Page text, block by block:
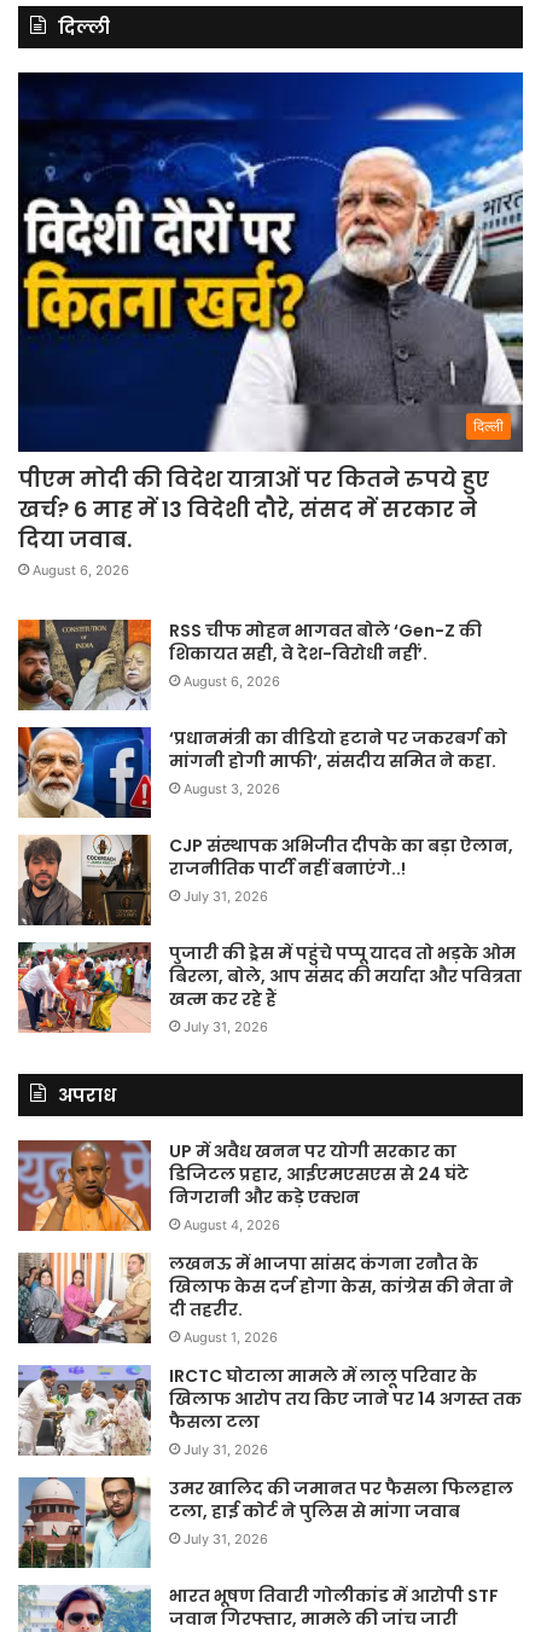
दिल्ली
दिल्ली
पीएम मोदी की विदेश यात्राओं पर कितने रुपये हुए
खर्च? 6 माह में 13 विदेशी दौरे, संसद में सरकार ने
दिया जवाब.
August 6, 2026
RSS चीफ मोहन भागवत बोले ‘Gen-Z की
शिकायत सही, वे देश-विरोधी नहीं’.
August 6, 2026
‘प्रधानमंत्री का वीडियो हटाने पर जकरबर्ग को
मांगनी होगी माफी’, संसदीय समित ने कहा.
August 3, 2026
CJP संस्थापक अभिजीत दीपके का बड़ा ऐलान,
राजनीतिक पार्टी नहीं बनाएंगे..!
July 31, 2026
पुजारी की ड्रेस में पहुंचे पप्पू यादव तो भड़के ओम
बिरला, बोले, आप संसद की मर्यादा और पवित्रता
खत्म कर रहे हैं
July 31, 2026
अपराध
UP में अवैध खनन पर योगी सरकार का
डिजिटल प्रहार, आईएमएसएस से 24 घंटे
निगरानी और कड़े एक्शन
August 4, 2026
लखनऊ में भाजपा सांसद कंगना रनौत के
खिलाफ केस दर्ज होगा केस, कांग्रेस की नेता ने
दी तहरीर.
August 1, 2026
IRCTC घोटाला मामले में लालू परिवार के
खिलाफ आरोप तय किए जाने पर 14 अगस्त तक
फैसला टला
July 31, 2026
उमर खालिद की जमानत पर फैसला फिलहाल
टला, हाई कोर्ट ने पुलिस से मांगा जवाब
July 31, 2026
भारत भूषण तिवारी गोलीकांड में आरोपी STF
जवान गिरफ्तार, मामले की जांच जारी